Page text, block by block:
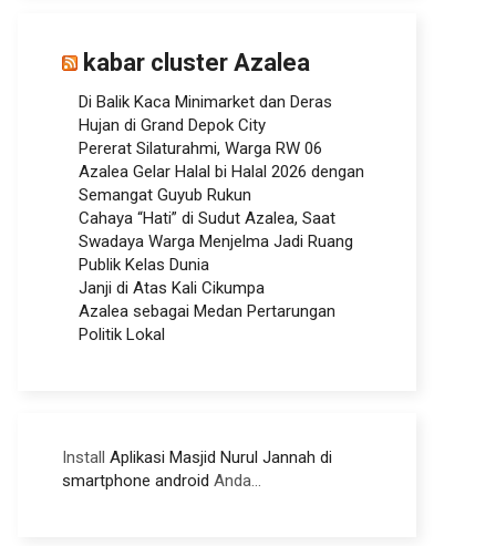
kabar cluster Azalea
Di Balik Kaca Minimarket dan Deras
Hujan di Grand Depok City
Pererat Silaturahmi, Warga RW 06
Azalea Gelar Halal bi Halal 2026 dengan
Semangat Guyub Rukun
Cahaya “Hati” di Sudut Azalea, Saat
Swadaya Warga Menjelma Jadi Ruang
Publik Kelas Dunia
Janji di Atas Kali Cikumpa
Azalea sebagai Medan Pertarungan
Politik Lokal
Install Aplikasi Masjid Nurul Jannah di
smartphone android Anda...